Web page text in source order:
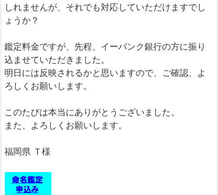
しれませんが、それでも対応していただけますでし
ょうか？
鑑定料金ですが、先程、イーバンク銀行の方に振り
込ませていただきました。
明日には反映されるかと思いますので、ご確認、よ
ろしくお願いします。
このたびは本当にありがとうございました。
また、よろしくお願いします。
福岡県 Ｔ様